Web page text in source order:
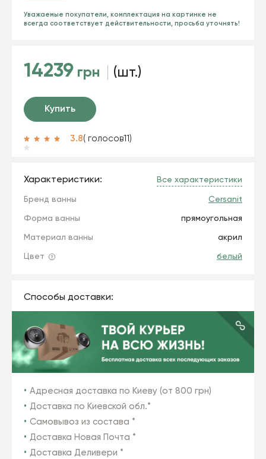
Уважаемые покупатели, комплектация на картинке не
всегда соответствует действительности, просьба уточнять!
14239 грн (шт.)
Купить
3.8( голосов11 )
Характеристики: Все характеристики
Бренд ванны Cersanit
Форма ванны прямоугольная
Материал ванны акрил
Цвет белый
Способы доставки:
Адресная доставка по Киеву (от 800 грн)
Доставка по Киевской обл.*
Самовывоз из состава *
Доставка Новая Почта *
Доставка Деливери *